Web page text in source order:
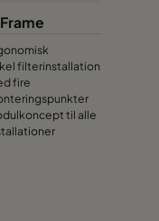
filterinstallation
fire
til alle